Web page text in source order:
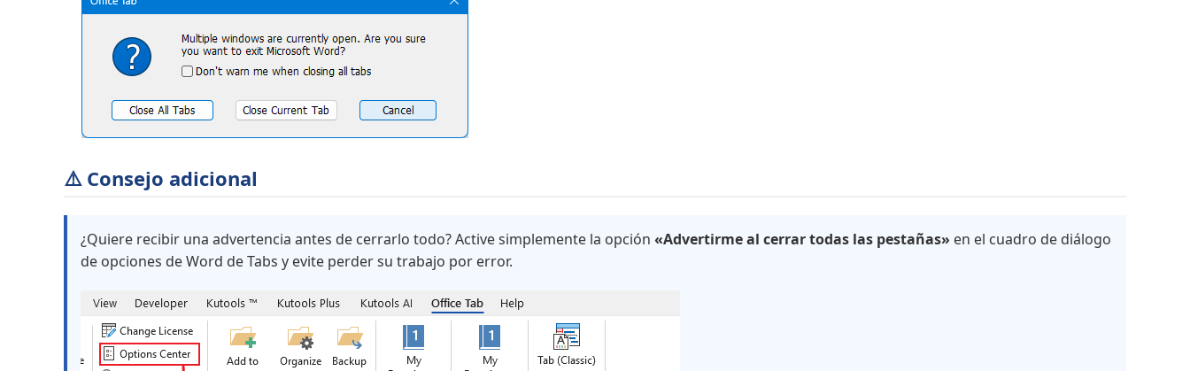
⚠️ Consejo adicional
¿Quiere recibir una advertencia antes de cerrarlo todo? Active simplemente la opción «Advertirme al cerrar todas las pestañas» en el cuadro de diálogo
de opciones de Word de Tabs y evite perder su trabajo por error.